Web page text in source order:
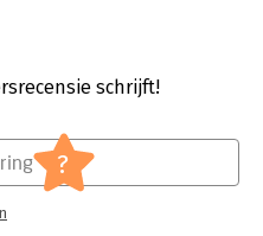
- Vennootschapsbelasting
schrijft!
?